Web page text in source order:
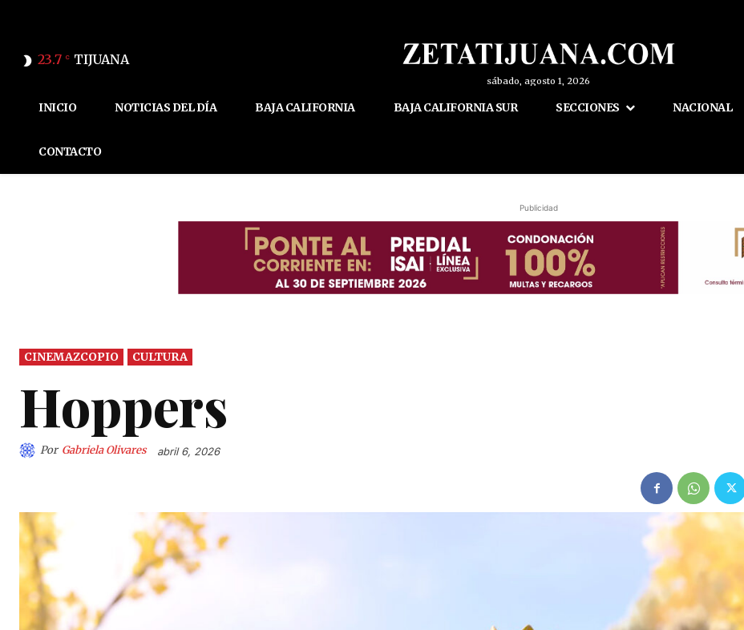
23.7 C TIJUANA
sábado, agosto 1, 2026
INICIO NOTICIAS DEL DÍA BAJA CALIFORNIA BAJA CALIFORNIA SUR SECCIONES NACIONAL
CONTACTO
Publicidad
CINEMAZCOPIO CULTURA
Hoppers
Por Gabriela Olivares abril 6, 2026